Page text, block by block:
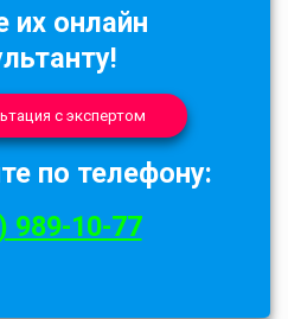
их онлайн
с экспертом
по телефону:
989-10-77